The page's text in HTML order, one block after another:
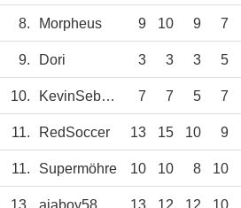
8. Morpheus 9 10 9 7
9. Dori 3 3 3 5
10. KevinSebastian 7 7 5 7
11. RedSoccer 13 15 10 9
11. Supermöhre 10 10 8 10